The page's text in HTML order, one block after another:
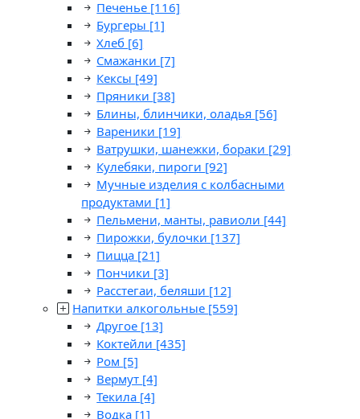
Печенье [116]
Бургеры [1]
Хлеб [6]
Смажанки [7]
Кексы [49]
Пряники [38]
Блины, блинчики, оладья [56]
Вареники [19]
Ватрушки, шанежки, бораки [29]
Кулебяки, пироги [92]
Мучные изделия с колбасными
продуктами [1]
Пельмени, манты, равиоли [44]
Пирожки, булочки [137]
Пицца [21]
Пончики [3]
Расстегаи, беляши [12]
Напитки алкогольные [559]
Другое [13]
Коктейли [435]
Ром [5]
Вермут [4]
Текила [4]
Водка [1]